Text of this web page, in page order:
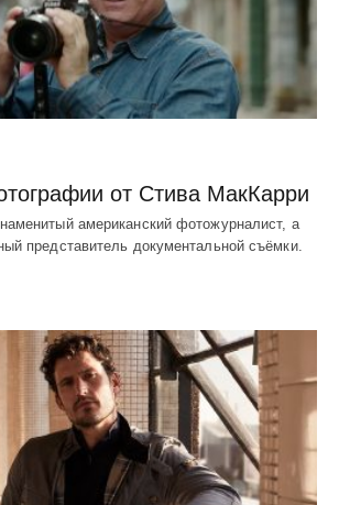
от Стива МакКарри
американский фотожурналист, а
представитель документальной съёмки.